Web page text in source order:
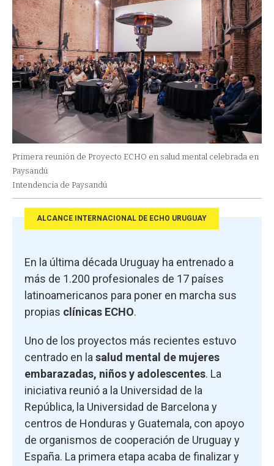
Primera reunión de Proyecto ECHO en salud mental celebrada en
Paysandú
Intendencia de Paysandú
ALCANCE INTERNACIONAL DE ECHO URUGUAY
En la última década Uruguay ha entrenado a
más de 1.200 profesionales de 17 países
latinoamericanos para poner en marcha sus
propias clínicas ECHO.
Uno de los proyectos más recientes estuvo
centrado en la salud mental de mujeres
embarazadas, niños y adolescentes. La
iniciativa reunió a la Universidad de la
República, la Universidad de Barcelona y
centros de Honduras y Guatemala, con apoyo
de organismos de cooperación de Uruguay y
España. La primera etapa acaba de finalizar y